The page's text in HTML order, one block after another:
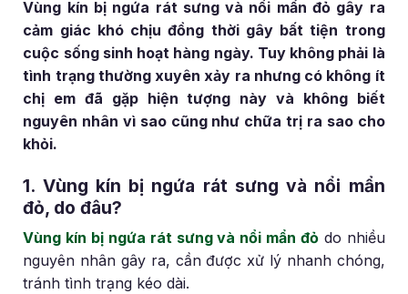
Vùng kín bị ngứa rát sưng và nổi mẩn đỏ gây ra
cảm giác khó chịu đồng thời gây bất tiện trong
cuộc sống sinh hoạt hàng ngày. Tuy không phải là
tình trạng thường xuyên xảy ra nhưng có không ít
chị em đã gặp hiện tượng này và không biết
nguyên nhân vì sao cũng như chữa trị ra sao cho
khỏi.
1. Vùng kín bị ngứa rát sưng và nổi mẩn
đỏ, do đâu?
Vùng kín bị ngứa rát sưng và nổi mẩn đỏdo nhiều
nguyên nhân gây ra, cần được xử lý nhanh chóng,
tránh tình trạng kéo dài.